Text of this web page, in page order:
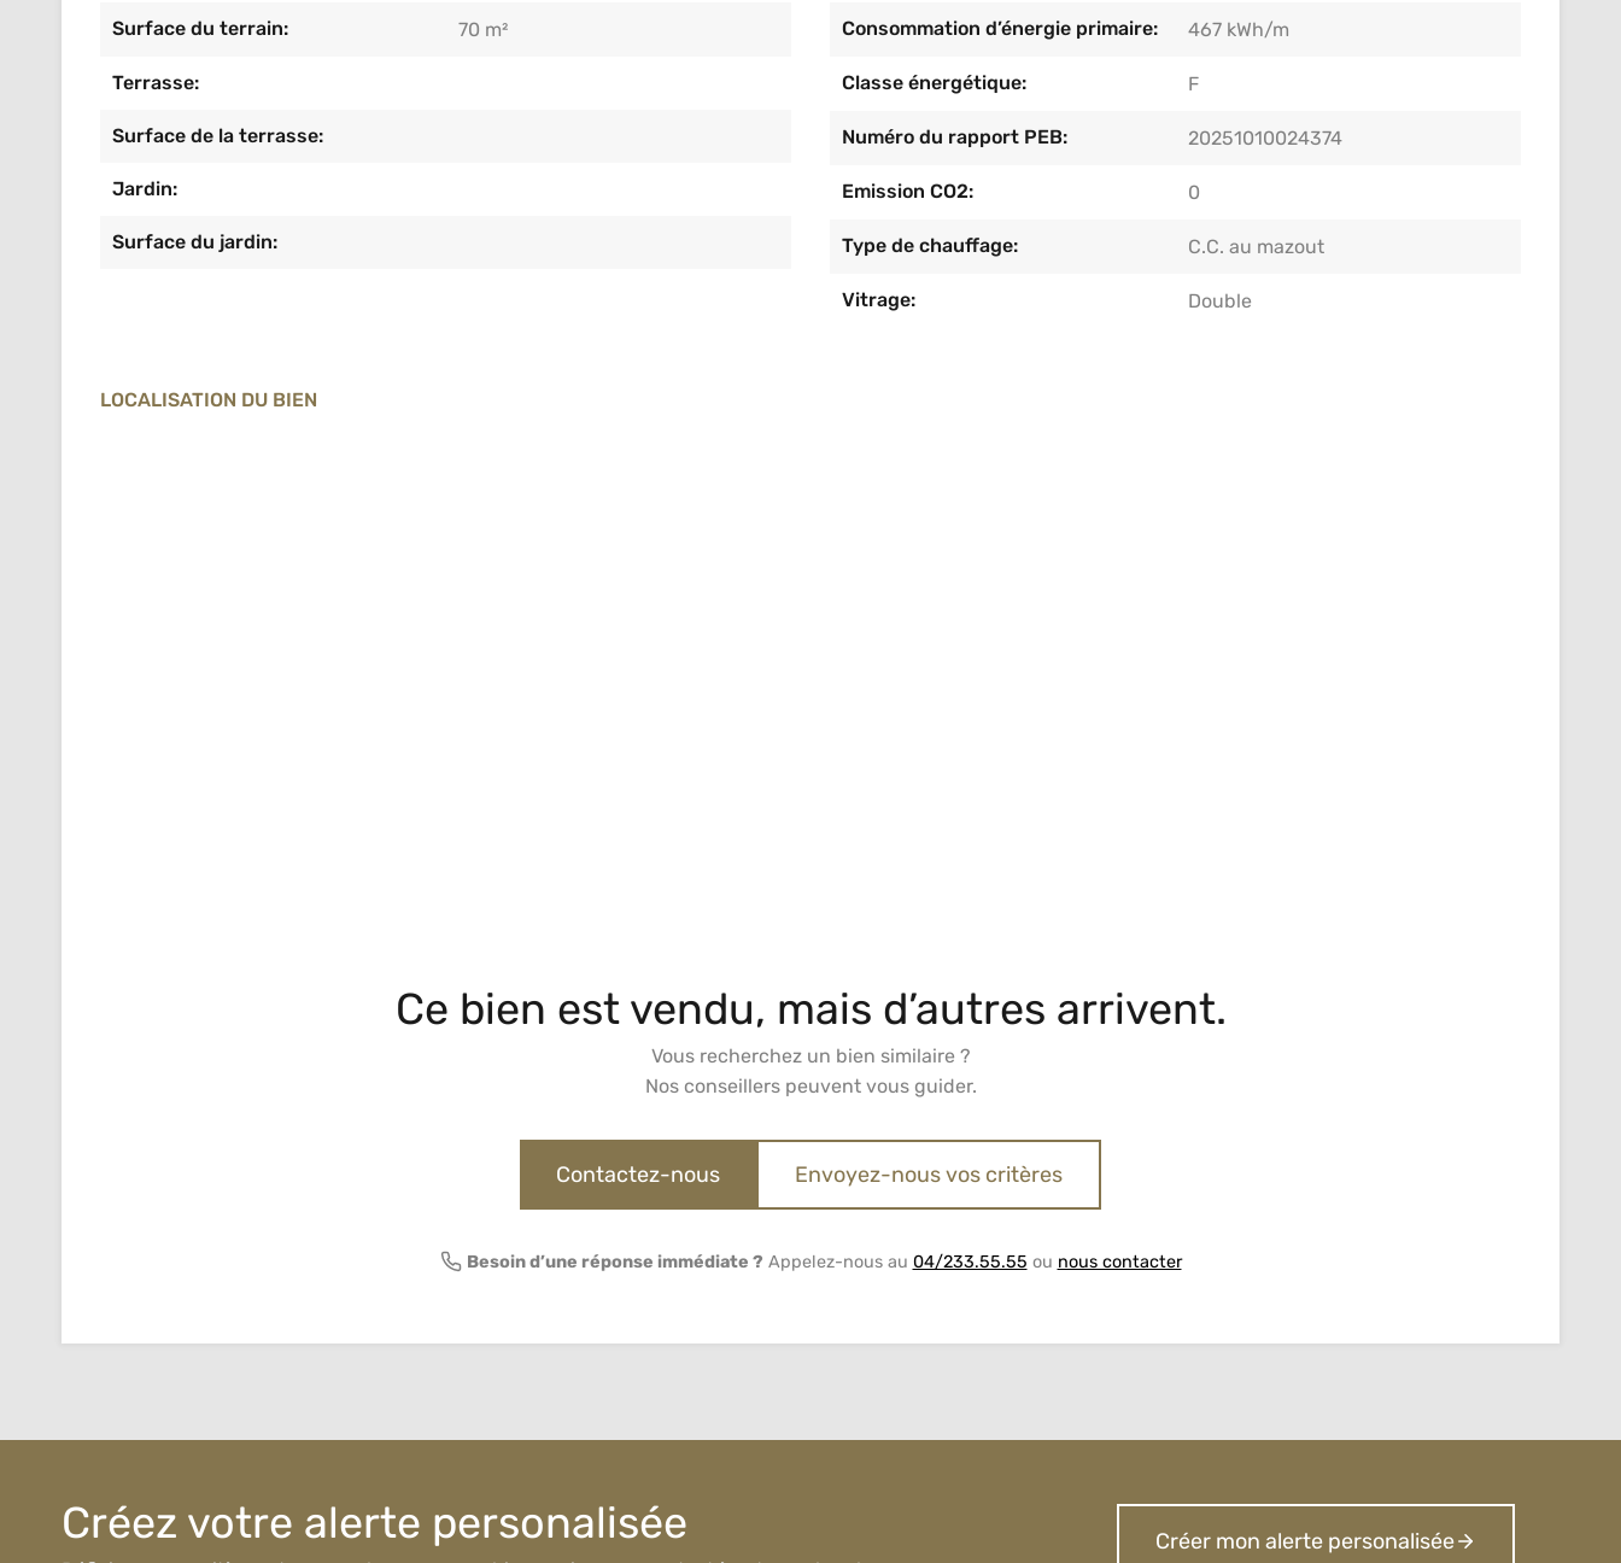
Surface du terrain: 70 m²
Terrasse:
Surface de la terrasse:
Jardin:
Surface du jardin:
Consommation d’énergie primaire: 467 kWh/m
Classe énergétique: F
Numéro du rapport PEB: 20251010024374
Emission CO2: 0
Type de chauffage: C.C. au mazout
Vitrage: Double
LOCALISATION DU BIEN
Ce bien est vendu, mais d’autres arrivent.
Vous recherchez un bien similaire ?
Nos conseillers peuvent vous guider.
Contactez-nous Envoyez-nous vos critères
Besoin d’une réponse immédiate ? Appelez-nous au 04/233.55.55 ou nous contacter
Créez votre alerte personalisée Créer mon alerte personalisée